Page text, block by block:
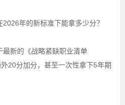
年的新标准下能拿多少分？
新的《战略紧缺职业清单
20分加分，甚至一次性拿下5年期